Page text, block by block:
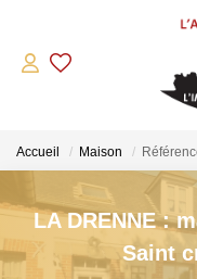
QUI
Accueil Maison
LA DRENNE :
Saint